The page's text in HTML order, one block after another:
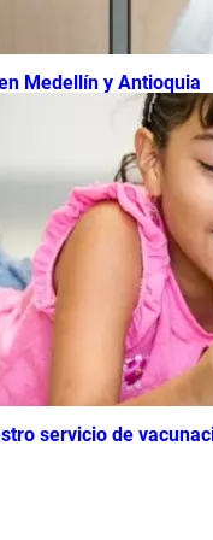
Medellín y Antioquia
servicio de